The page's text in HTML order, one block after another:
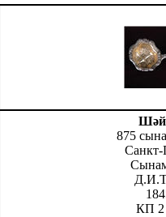
Шәй
875
Санкт-
КП 2